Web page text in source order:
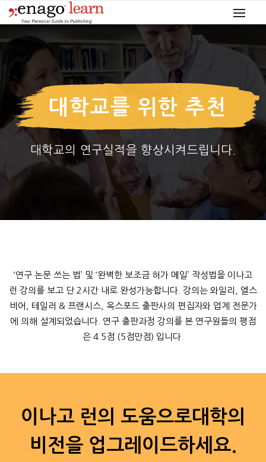
대학교를 위한 추천
대학교의 연구실적을 향상시켜드립니다.
‘연구 논문 쓰는 법’ 및 ‘완벽한 보조금 허가 메일’ 작성법을 이나고
런 강의를 보고 단 2시간 내로 완성가능합니다. 강의는 와일리, 엘스
비어, 테일러 & 프랜시스, 옥스포드 출판사의 편집자와 업계 전문가
에 의해 설계되었습니다. 연구 출판과정 강의를 본 연구원들의 평점
은 4.5점 (5점만점) 입니다.
이나고 런의 도움으로대학의
비전을 업그레이드하세요.